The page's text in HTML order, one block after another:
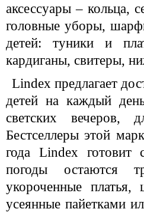
аксессуары – кольца,
головные уборы,
детей: туники и
кардиганы, свитеры,
Lindex предлагает
детей на каждый
светских вечеров,
Бестселлеры этой
года Lindex готовит
погоды остаются
укороченные
усеянные пайетками